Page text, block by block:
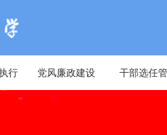
行 党风廉政建设 干部选任